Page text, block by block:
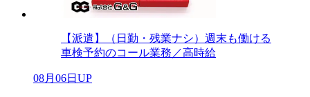
【派遣】（日勤・残業ナシ）週末も働ける
車検予約のコール業務／高時給
08月06日UP